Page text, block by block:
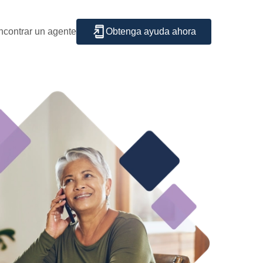
un agente Obtenga ayuda ahora